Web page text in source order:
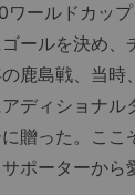
ワールドカッ
ールを決め、
鹿島戦、当
ディショナル
贈った。ここ
ポーターから